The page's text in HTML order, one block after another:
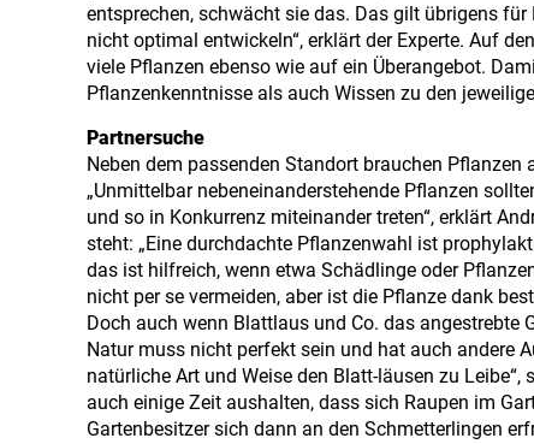
entsprechen, schwächt sie das. Das gilt übrigens
nicht optimal entwickeln“, erklärt der Experte. Auf
viele Pflanzen ebenso wie auf ein Überangebot.
Pflanzenkenntnisse als auch Wissen zu den
Partnersuche
Neben dem passenden Standort brauchen
„Unmittelbar nebeneinanderstehende Pflanzen
und so in Konkurrenz miteinander treten“, erklärt
steht: „Eine durchdachte Pflanzenwahl ist
das ist hilfreich, wenn etwa Schädlinge oder
nicht per se vermeiden, aber ist die Pflanze dank
Doch auch wenn Blattlaus und Co. das
Natur muss nicht perfekt sein und hat auch andere
natürliche Art und Weise den Blatt-läusen zu
auch einige Zeit aushalten, dass sich Raupen im
Gartenbesitzer sich dann an den Schmetterlingen